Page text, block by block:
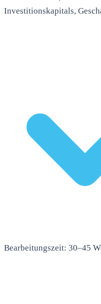
Investitionskapitals,
Bearbeitungszeit: 30–45